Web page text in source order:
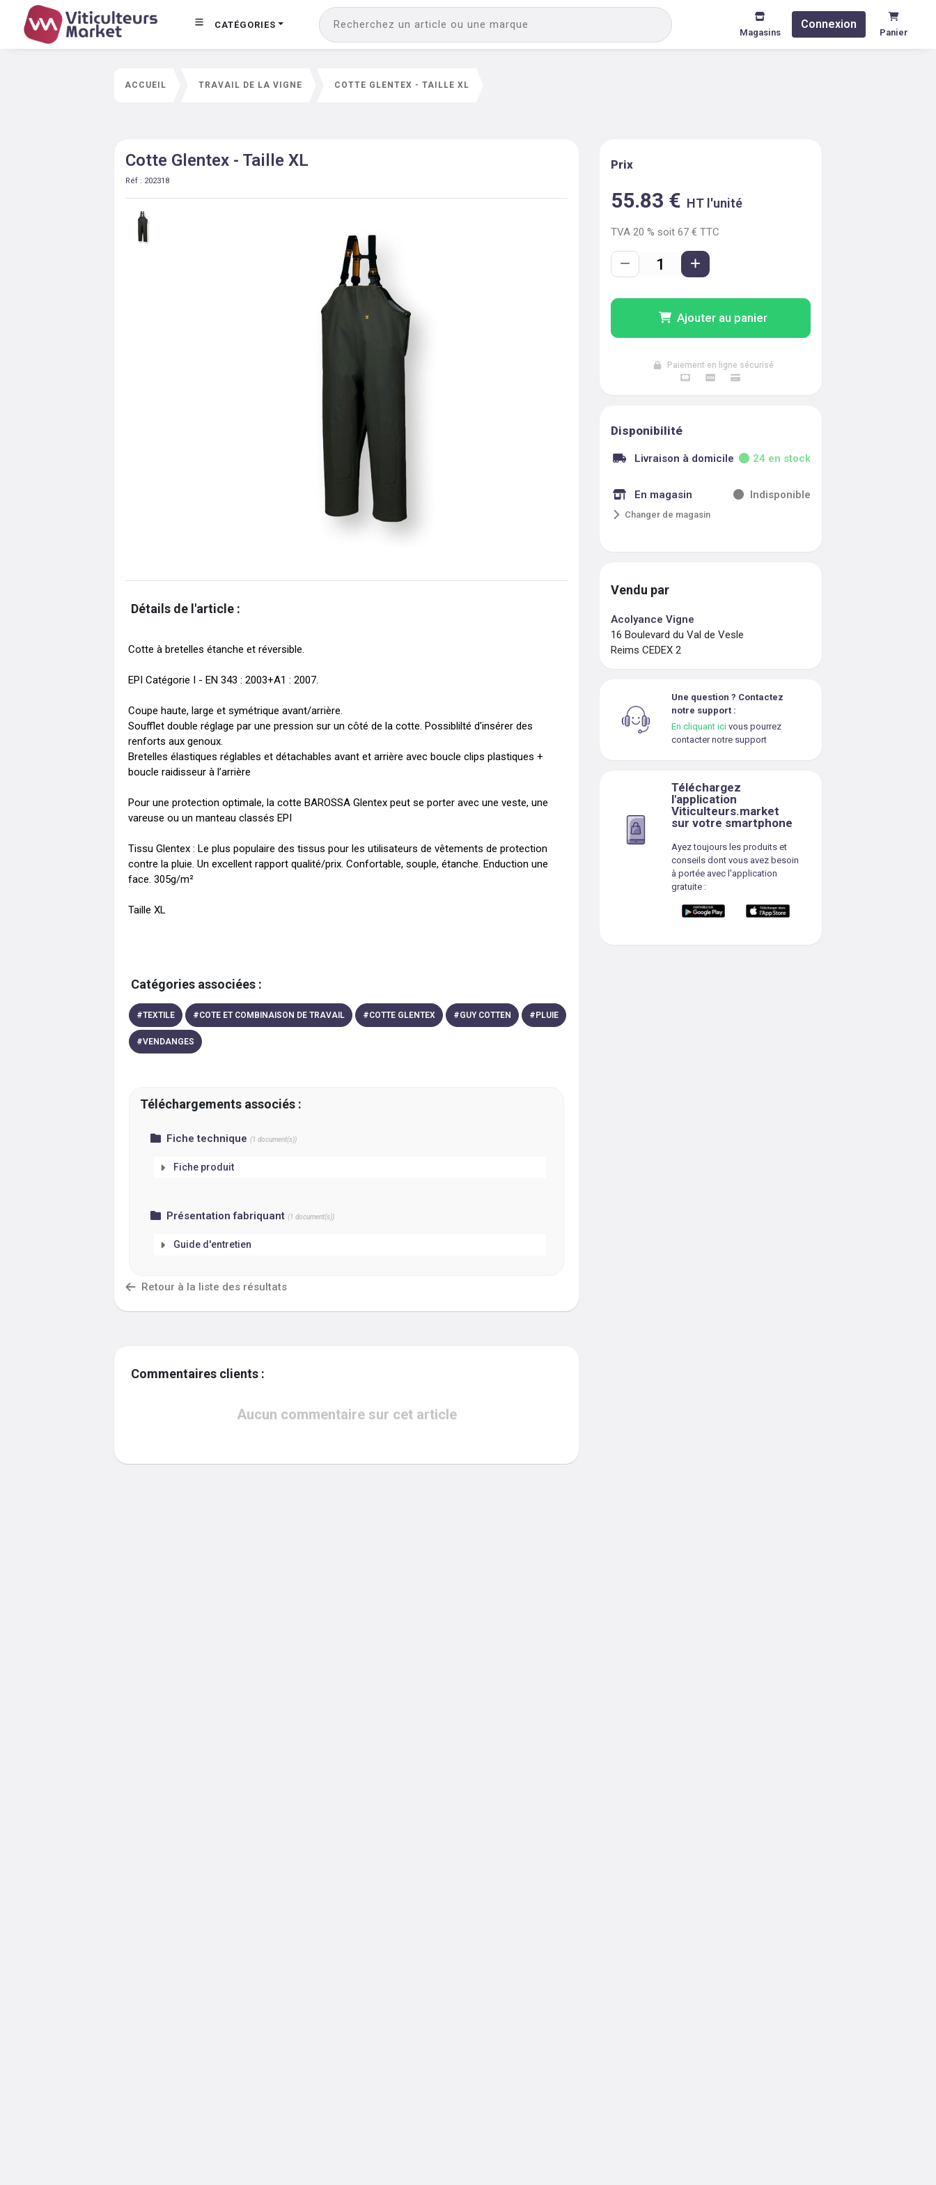
CATÉGORIES
Magasins
Connexion
Panier
ACCUEIL TRAVAIL DE LA VIGNE COTTE GLENTEX - TAILLE XL
Cotte Glentex - Taille XL
Réf : 202318
Détails de l'article :
Cotte à bretelles étanche et réversible.
EPI Catégorie I - EN 343 : 2003+A1 : 2007.
Coupe haute, large et symétrique avant/arrière.
Soufflet double réglage par une pression sur un côté de la cotte. Possiblilté d'insérer des
renforts aux genoux.
Bretelles élastiques réglables et détachables avant et arrière avec boucle clips plastiques +
boucle raidisseur à l’arrière
Pour une protection optimale, la cotte BAROSSA Glentex peut se porter avec une veste, une
vareuse ou un manteau classés EPI
Tissu Glentex : Le plus populaire des tissus pour les utilisateurs de vêtements de protection
contre la pluie. Un excellent rapport qualité/prix. Confortable, souple, étanche. Enduction une
face. 305g/m²
Taille XL
Catégories associées :
#TEXTILE #COTE ET COMBINAISON DE TRAVAIL #COTTE GLENTEX #GUY COTTEN # PLUIE
#VENDANGES
Téléchargements associés :
Fiche technique (1 document(s))
Fiche produit
Présentation fabriquant (1 document(s))
Guide d'entretien
Retour à la liste des résultats
Commentaires clients :
Aucun commentaire sur cet article
Prix
55.83 € HT l'unité
TVA20 % soit 67 € TTC
Ajouter au panier
Paiement en ligne sécurisé
Disponibilité
Livraison à domicile 24 en stock
En magasin Indisponible
Changer de magasin
Vendu par
Acolyance Vigne
16 Boulevard du Val de Vesle
Reims CEDEX 2
Une question ? Contactez
notre support :
En cliquant ici vous pourrez
contacter notre support
Téléchargez
l'application
Viticulteurs.market
sur votre smartphone
Ayez toujours les produits et
conseils dont vous avez besoin
à portée avec l'application
gratuite :